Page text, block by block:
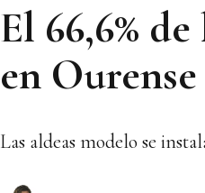
El 66,6%
en Ourense
Las aldeas modelo se